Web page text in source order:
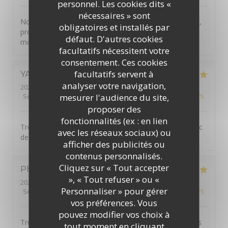
personnel. Les cookies dits «
nécessaires » sont
obligatoires et installés par
défaut. D'autres cookies
facultatifs nécessitent votre
consentement. Ces cookies
facultatifs servent à
analyser votre navigation,
mesurer l'audience du site,
proposer des
fonctionnalités (ex : en lien
avec les réseaux sociaux) ou
afficher des publicités ou
contenus personnalisés.
Cliquez sur « Tout accepter
», « Tout refuser » ou «
Personnaliser » pour gérer
vos préférences. Vous
pouvez modifier vos choix à
Nous avons passé un agréable moment, super accueil,
produits de qualités. Je recommande, merci pour ce
moment.
YANN
2026-07-30
- 19:30 - Couverts 2
Service
Ambiance: 5/5 Cuisine: 5/5 Qualité / Prix /5
Très belle découverte. Bon accueil. Plats originaux avec
des produits locaux.
Philippe B
2026-07-26
- 12:45 - Couverts 2
Service
Ambiance: 5/5 Cuisine:5/5 Qualité / Prix /5
Très bon restaurant de type auberge avec des produits